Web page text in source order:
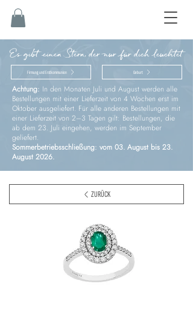
Es gibt einen Stern, der nur für dich leuchtet
Firmung und Erstkommunion Geburt
Achtung: In den Monaten Juli und August werden alle
Bestellungen mit einer Lieferzeit von 4 Wochen erst im
Oktober ausgeliefert. Für alle anderen Bestellungen mit
einer Lieferzeit von 2–3 Tagen gilt: Bestellungen, die
ab dem 23. Juli eingehen, werden im September
geliefert.
Sommerbetriebsschließung: vom 03. August bis 23.
August 2026.
ZURÜCK